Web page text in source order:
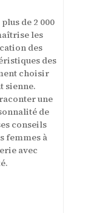
de 2 000
les
des
des
choisir
sienne.
une
de
conseils
femmes à
avec